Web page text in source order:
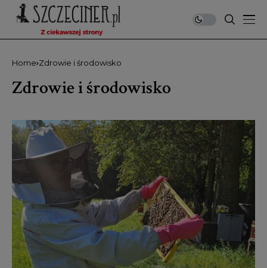
Home Zdrowie i środowisko
Zdrowie i środowisko